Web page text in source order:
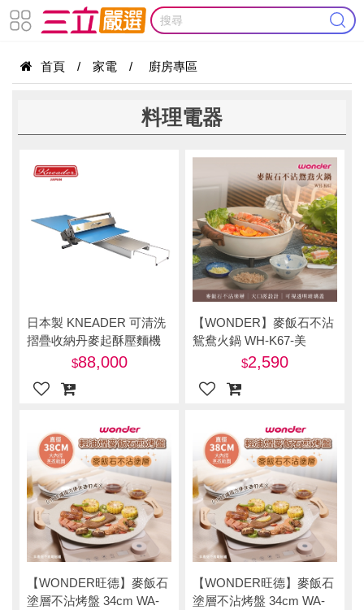
首頁 / 家電 / 廚房專區
料理電器
日本製 KNEADER 可清洗
摺疊收納丹麥起酥壓麵機
88,000
【WONDER】麥飯石不沾
鴛鴦火鍋 WH-K67-美
2,590
【WONDER旺德】麥飯石
塗層不沾烤盤 34cm WA-
【WONDER旺德】麥飯石
塗層不沾烤盤 34cm WA-